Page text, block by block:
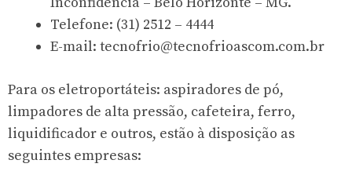
Telefone: (31) 2512 – 4444
E-mail: tecnofrio@tecnofrioascom.com.br
Para os eletroportáteis: aspiradores de pó,
limpadores de alta pressão, cafeteira, ferro,
liquidificador e outros, estão à disposição as
seguintes empresas: